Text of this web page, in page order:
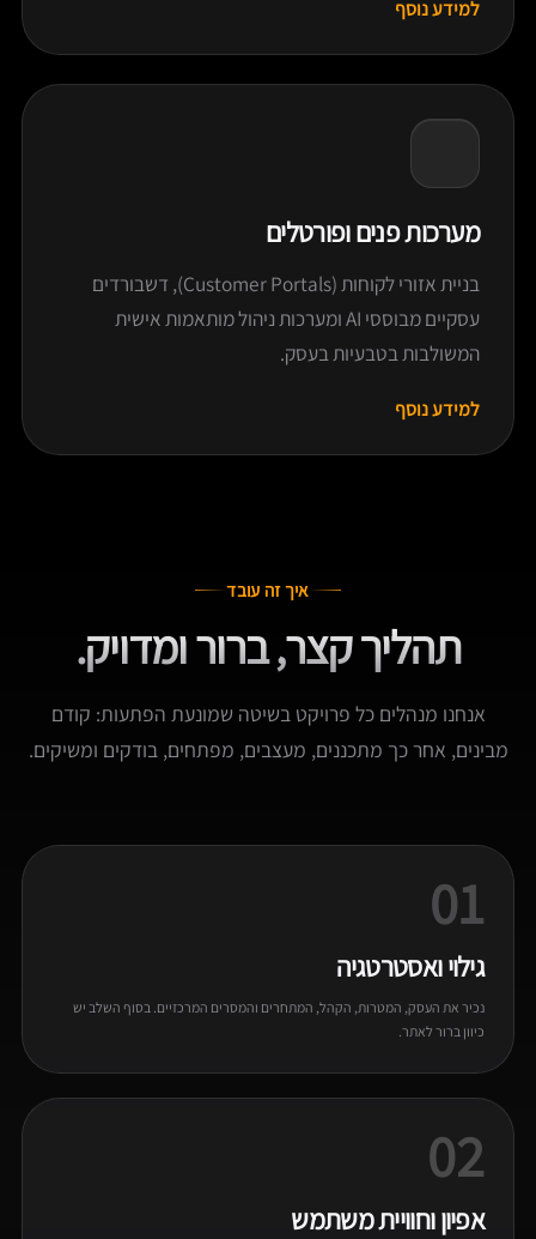
למידע נוסף
מערכות פנים ופורטלים
בניית אזורי לקוחות (Customer Portals), דשבורדים
עסקיים מבוססי AI ומערכות ניהול מותאמות אישית
המשולבות בטבעיות בעסק.
למידע נוסף
איך זה עובד
תהליך קצר, ברור ומדויק.
אנחנו מנהלים כל פרויקט בשיטה שמונעת הפתעות: קודם
מבינים, אחר כך מתכננים, מעצבים, מפתחים, בודקים ומשיקים.
01
גילוי ואסטרטגיה
נכיר את העסק, המטרות, הקהל, המתחרים והמסרים המרכזיים. בסוף השלב יש
כיוון ברור לאתר.
02
אפיון וחוויית משתמש